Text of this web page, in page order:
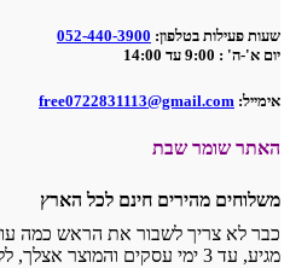
שעות פעילות בטלפון: 052-440-3900
יום א'-ה' : 9:00 עד 14:00
אימייל: free0722831113@gmail.com
האתר שומר שבת
משלוחים מהירים חינם לכל הארץ
כבר לא צריך לשבור את הראש כמה
מגיע, עד 3 ימי עסקים והמוצר אצלך, ללא תוספת תשלום!